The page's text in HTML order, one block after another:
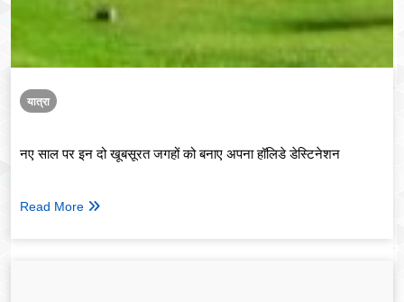
यात्रा
नए साल पर इन दो खूबसूरत जगहों को बनाए अपना हॉलिडे डेस्टिनेशन
Read More